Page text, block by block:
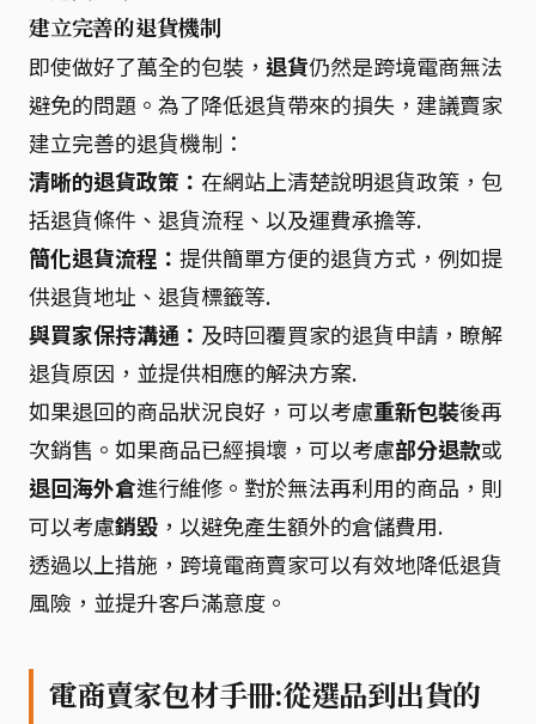
建立完善的退貨機制
即使做好了萬全的包裝， 退貨仍然是跨境電商無法
避免的問題。為了降低退貨帶來的損失，建議賣家
建立完善的退貨機制：
清晰的退貨政策： 在網站上清楚說明退貨政策，包
括退貨條件、退貨流程、以及運費承擔等.
簡化退貨流程： 提供簡單方便的退貨方式，例如提
供退貨地址、退貨標籤等.
與買家保持溝通： 及時回覆買家的退貨申請，瞭解
退貨原因，並提供相應的解決方案.
如果退回的商品狀況良好，可以考慮重新包裝後再
次銷售。如果商品已經損壞，可以考慮部分退款或
退回海外倉進行維修。對於無法再利用的商品，則
可以考慮銷毀 ，以避免產生額外的倉儲費用.
透過以上措施，跨境電商賣家可以有效地降低退貨
風險，並提升客戶滿意度。
電商賣家包材手冊:從選品到出貨的